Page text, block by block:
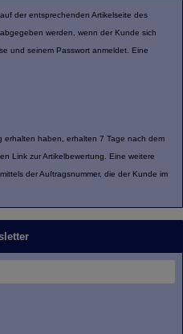
der entsprechenden Artikelseite des
werden, wenn der Kunde sich
und seinem Passwort anmeldet. Eine
erhalten haben, erhalten 7 Tage nach dem
Link zur Artikelbewertung. Eine weitere
der Auftragsnummer, die der Kunde im